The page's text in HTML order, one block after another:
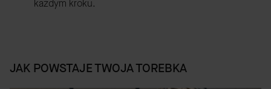
każdym kroku.
JAK POWSTAJE TWOJA TOREBKA